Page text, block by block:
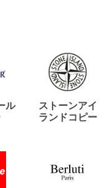
ル
ストーンアイ
ランドコピー